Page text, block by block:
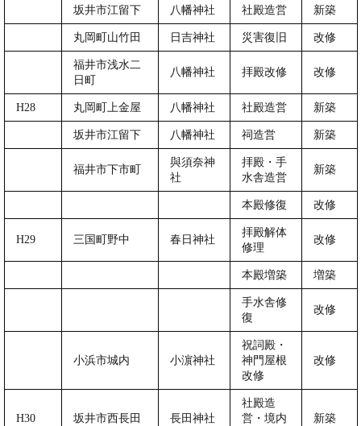
坂井市江留下 八幡神社 社殿造営 新築
丸岡町山竹田 日吉神社 災害復旧 改修
福井市浅水二
日町
八幡神社 拝殿改修 改修
H28 丸岡町上金屋 八幡神社 社殿造営 新築
坂井市江留下 八幡神社 祠造営 新築
福井市下市町
與須奈神
社
拝殿・手
水舎造営
新築
本殿修復 改修
H29 三国町野中 春日神社
拝殿解体
修理
改修
本殿増築 増築
手水舎修
復
改修
小浜市城内 小濵神社
祝詞殿・
神門屋根
改修
改修
H30 坂井市西長田 長田神社
社殿造
営・境内
新築